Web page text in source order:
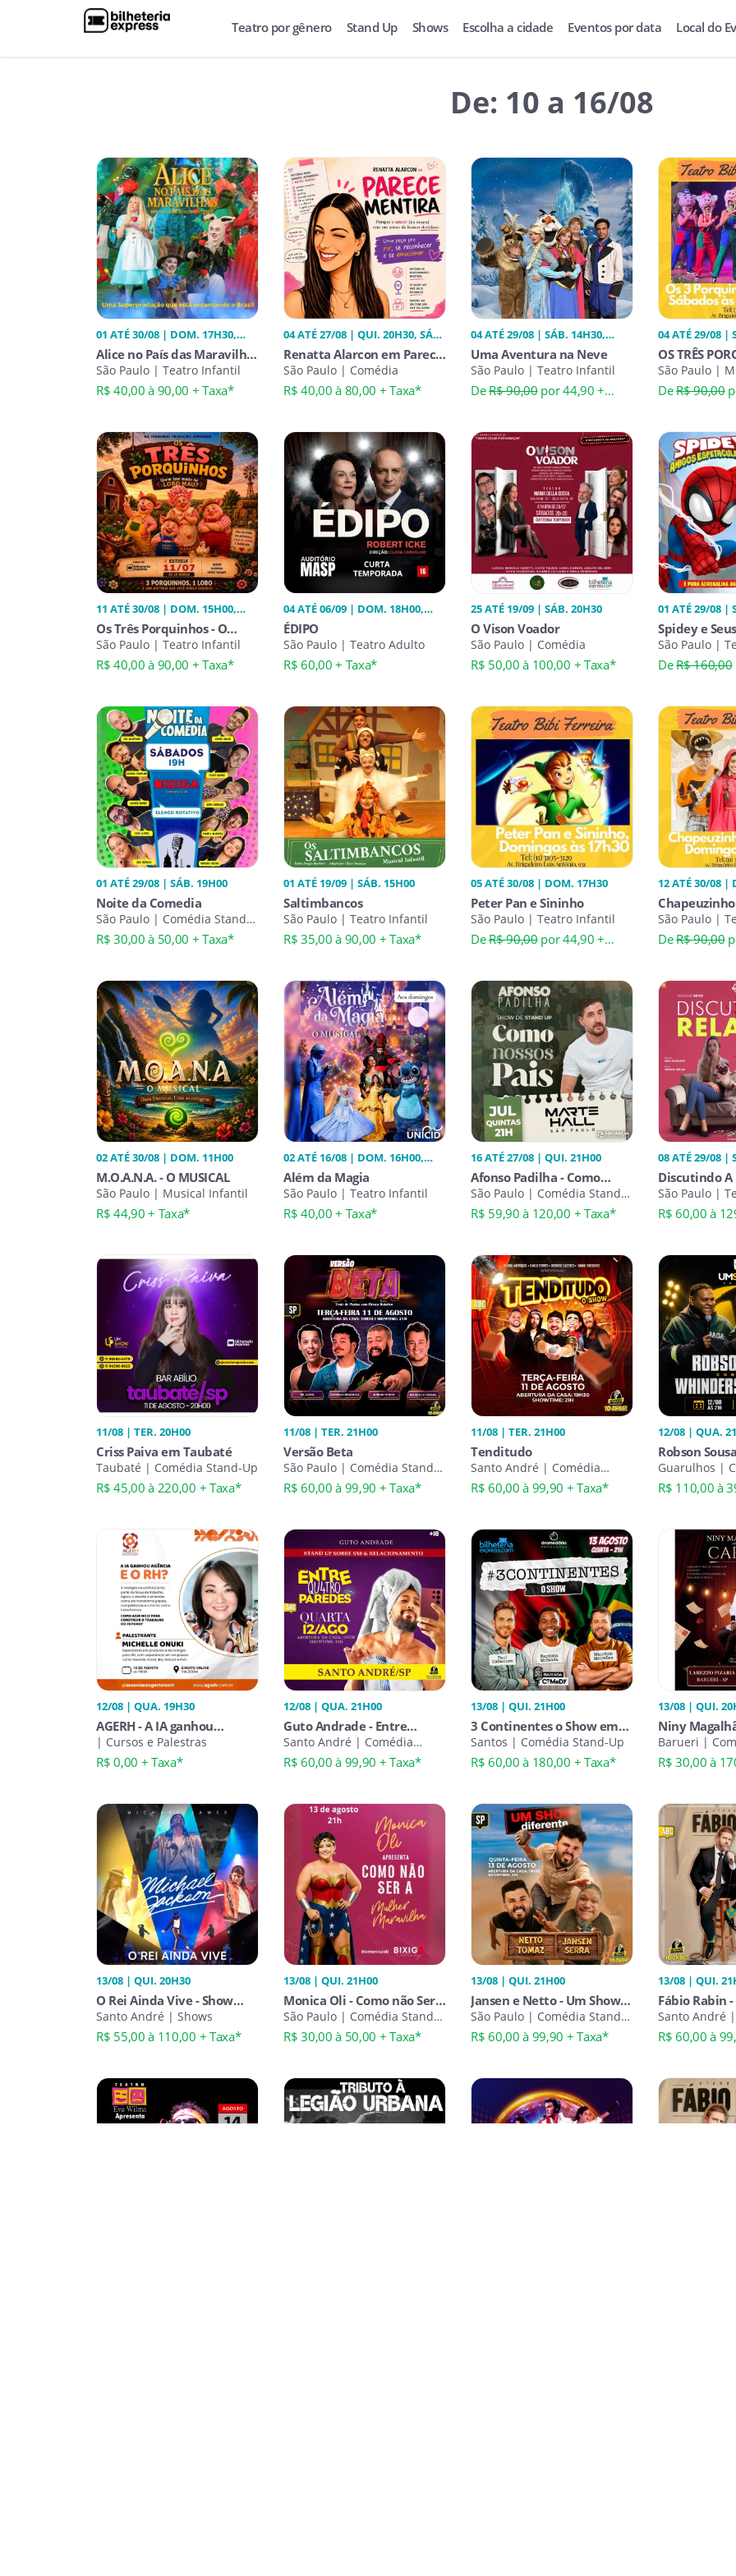
Teatro por gênero Stand Up Shows Escolha a cidade Eventos por data Local do
De: 10 a 16/08
01 ATÉ 30/08 | DOM. 17H30,
QUA. 17H30, SÁB. 17H30
Alice no País das Maravilhas
um Musical
Desconcertante
São Paulo | Teatro Infantil
R$ 40,00 à 90,00 + Taxa*
04 ATÉ 27/08 | QUI. 20H30, SÁB.
20H30
Renatta Alarcon em Parece
Mentira
São Paulo | Comédia
R$ 40,00 à 80,00 + Taxa*
04 ATÉ 29/08 | SÁB. 14H30,
15H00
Uma Aventura na Neve
São Paulo | Teatro Infantil
DeR$ 90,00por 44,90 +
04 ATÉ 29/08 |
OS TRÊS
MUSICAL
São Paulo |
DeR$ 90,00
11 ATÉ 30/08 | DOM. 15H00,
SÁB. 15H00
Os Três Porquinhos - O
Mundo Nos Espera
São Paulo | Teatro Infantil
R$ 40,00 à 90,00 + Taxa*
04 ATÉ 06/09 | DOM. 18H00,
SÁB. 20H00
ÉDIPO
São Paulo | Teatro Adulto
R$ 60,00 + Taxa*
25 ATÉ 19/09 | SÁB. 20H30
O Vison Voador
São Paulo | Comédia
R$ 50,00 à 100,00 + Taxa*
01 ATÉ 29/08 |
Spidey e
São Paulo |
DeR$ 160,00
01 ATÉ 29/08 | SÁB. 19H00
Noite da Comedia
São Paulo | Comédia Stand-
Up
R$ 30,00 à 50,00 + Taxa*
01 ATÉ 19/09 | SÁB. 15H00
Saltimbancos
São Paulo | Teatro Infantil
R$ 35,00 à 90,00 + Taxa*
05 ATÉ 30/08 | DOM. 17H30
Peter Pan e Sininho
São Paulo | Teatro Infantil
DeR$ 90,00por 44,90 +
12 ATÉ 30/08 |
Lobo
São Paulo |
DeR$ 90,00
02 ATÉ 30/08 | DOM. 11H00
M.O.A.N.A. - O MUSICAL
São Paulo | Musical Infantil
R$ 44,90 + Taxa*
02 ATÉ 16/08 | DOM. 16H00,
17H00
Além da Magia
São Paulo | Teatro Infantil
R$ 40,00 + Taxa*
16 ATÉ 27/08 | QUI. 21H00
Afonso Padilha - Como
Nossos Pais
São Paulo | Comédia Stand-
Up
R$ 59,90 à 120,00 + Taxa*
08 ATÉ 29/08 |
Discutindo A
São Paulo |
R$ 60,00 à
11/08 | TER. 20H00
Criss Paiva em Taubaté
Taubaté | Comédia Stand-Up
R$ 45,00 à 220,00 + Taxa*
11/08 | TER. 21H00
Versão Beta
São Paulo | Comédia Stand-
Up
R$ 60,00 à 99,90 + Taxa*
11/08 | TER. 21H00
Tenditudo
Santo André | Comédia
Stand-Up
R$ 60,00 à 99,90 + Taxa*
12/08 | QUA.
Robson
Guarulhos
Guarulhos |
Up
R$ 110,00 à
12/08 | QUA. 19H30
AGERH - A IA ganhou
agência. E o RH?
| Cursos e Palestras
R$ 0,00 + Taxa*
12/08 | QUA. 21H00
Guto Andrade - Entre
Qu4tro Paredes
Santo André | Comédia
Stand-Up
R$ 60,00 à 99,90 + Taxa*
13/08 | QUI. 21H00
3 Continentes o Show em
Santos
Santos | Comédia Stand-Up
R$ 60,00 à 180,00 + Taxa*
13/08 | QUI.
Niny
Barueri |
R$ 30,00 à
13/08 | QUI. 20H30
O Rei Ainda Vive - Show
Tributo Michael Jackson
Santo André | Shows
R$ 55,00 à 110,00 + Taxa*
13/08 | QUI. 21H00
Monica Oli - Como não Ser a
Mulher Maravilha | Bixiga
Comedy
São Paulo | Comédia Stand-
Up
R$ 30,00 à 50,00 + Taxa*
13/08 | QUI. 21H00
Jansen e Netto - Um Show
Diferente
São Paulo | Comédia Stand-
Up
R$ 60,00 à 99,90 + Taxa*
13/08 | QUI.
Fábio Rabin
Santo André
Stand-Up
R$ 60,00 à